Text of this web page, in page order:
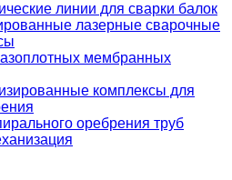
линии для сварки балок
лазерные сварочные
мембранных
комплексы для
оребрения труб